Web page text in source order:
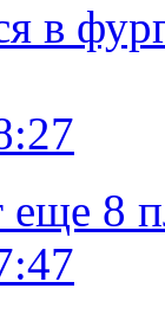
в
еще 8